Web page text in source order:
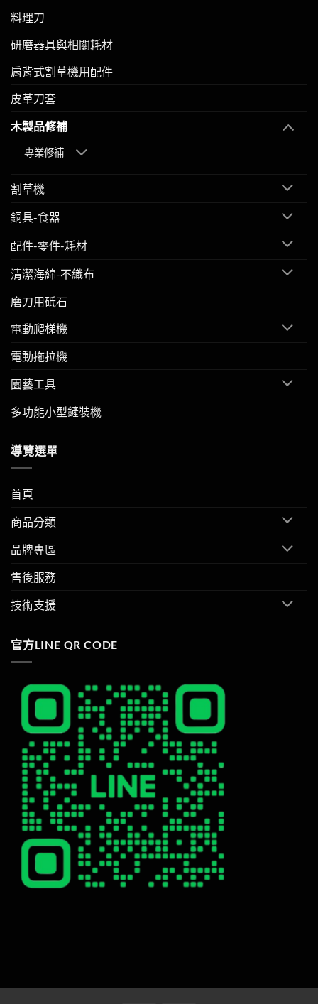
料理刀
研磨器具與相關耗材
肩背式割草機用配件
皮革刀套
木製品修補
專業修補
割草機
銅具-食器
配件-零件-耗材
清潔海綿-不織布
磨刀用砥石
電動爬梯機
電動拖拉機
園藝工具
多功能小型鏟裝機
導覽選單
首頁
商品分類
品牌專區
售後服務
技術支援
官方LINE QR CODE